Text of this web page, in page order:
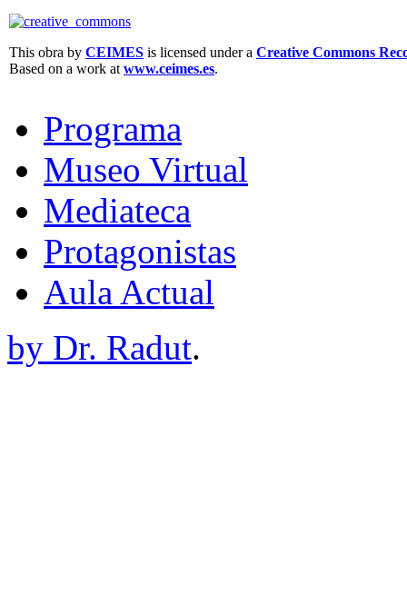
This obra by CEIMES is licensed under a Creative Commons
Based on a work at www.ceimes.es.
Programa
Museo Virtual
Mediateca
Protagonistas
Aula Actual
by Dr. Radut.